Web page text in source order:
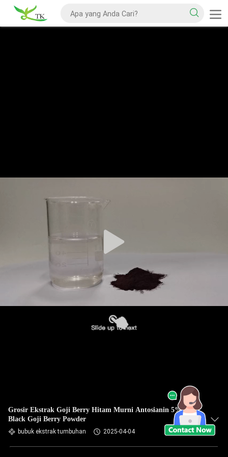
Grosir Ekstrak Goji Berry Hitam Murni Antosianin 5% 25%
Black Goji Berry Powder
bubuk ekstrak tumbuhan 2025-04-04